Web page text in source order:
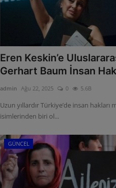
Eren Keskin’e
Gerhart Baum İnsan
admin Ağu 22, 2025 0 5.6B
Uzun yıllardır Türkiye’de insan hakları
isimlerinden biri ol...
GÜNCEL